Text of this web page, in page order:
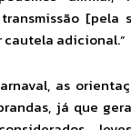
[pela
cautela adicional.”
as
já que